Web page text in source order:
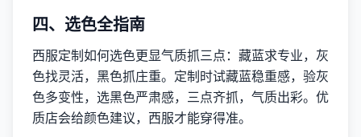
四、选色全指南
西服定制如何选色更显气质抓三点：藏蓝求专业，灰
色找灵活，黑色抓庄重。定制时试藏蓝稳重感，验灰
色多变性，选黑色严肃感，三点齐抓，气质出彩。优
质店会给颜色建议，西服才能穿得准。